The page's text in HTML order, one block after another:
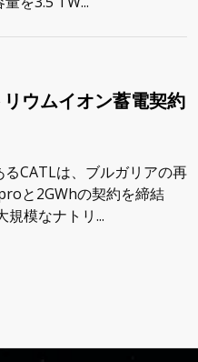
リウムイオン蓄電契約
CATLは、ブルガリアの再
と2GWhの契約を締結
規模なナトリ...